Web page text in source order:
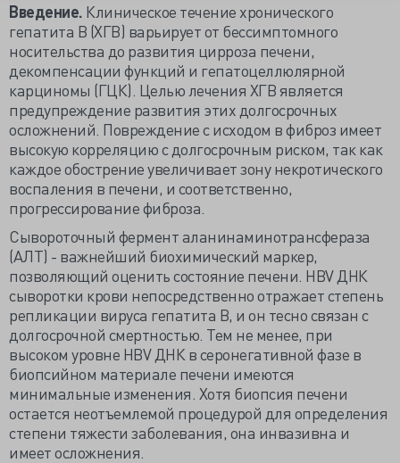
Введение. Клиническое течение хронического
гепатита В (ХГВ) варьирует от бессимптомного
носительства до развития цирроза печени,
декомпенсации функций и гепатоцеллюлярной
карциномы (ГЦК). Целью лечения ХГВ является
предупреждение развития этих долгосрочных
осложнений. Повреждение с исходом в фиброз имеет
высокую корреляцию с долгосрочным риском, так как
каждое обострение увеличивает зону некротического
воспаления в печени, и соответственно,
прогрессирование фиброза.
Сывороточный фермент аланинаминотрансфераза
(АЛТ) - важнейший биохимический маркер,
позволяющий оценить состояние печени. HBV ДНК
сыворотки крови непосредственно отражает степень
репликации вируса гепатита В, и он тесно связан с
долгосрочной смертностью. Тем не менее, при
высоком уровне HBV ДНК в серонегативной фазе в
биопсийном материале печени имеются
минимальные изменения. Хотя биопсия печени
остается неотъемлемой процедурой для определения
степени тяжести заболевания, она инвазивна и
имеет осложнения.